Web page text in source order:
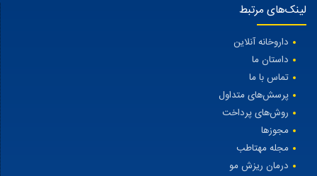
لینک‌های مرتبط
داروخانه آنلاین
داستان ما
تماس با ما
پرسش‌های متداول
روش‌های پرداخت
مجوزها
مجله مهتاطب
درمان ریزش مو